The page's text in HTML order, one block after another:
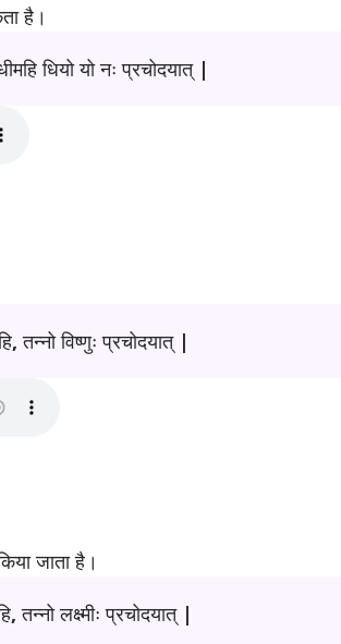
है।
धियो यो नः प्रचोदयात् |
तन्नो विष्णुः प्रचोदयात् |
जाता है।
तन्नो लक्ष्मीः प्रचोदयात् |